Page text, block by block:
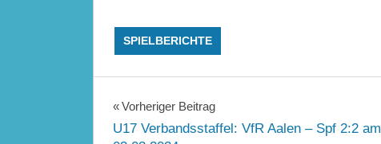
SPIELBERICHTE
Beitragsnavigation
Vorheriger Beitrag
U17 Verbandsstaffel: VfR Aalen – Spf 2:2 am